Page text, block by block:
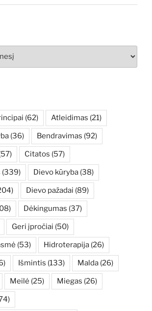
(62) Atleidimas (21)
(36) Bendravimas (92)
Citatos (57)
(339) Dievo kūryba (38)
Dievo pažadai (89)
Dėkingumas (37)
Geri įpročiai (50)
(53) Hidroterapija (26)
Išmintis (133) Malda (26)
Meilė (25) Miegas (26)